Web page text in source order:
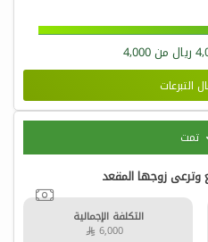
ريال من4,000
التبرعات
تمت
زوجها المقعد
التكلفة الإجمالية